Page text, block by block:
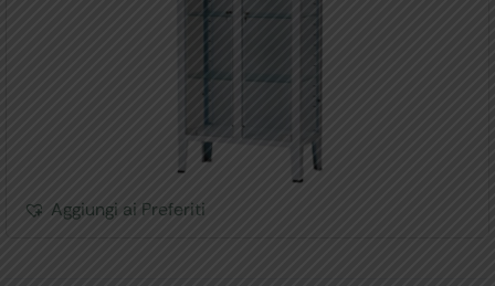
Aggiungi ai Preferiti